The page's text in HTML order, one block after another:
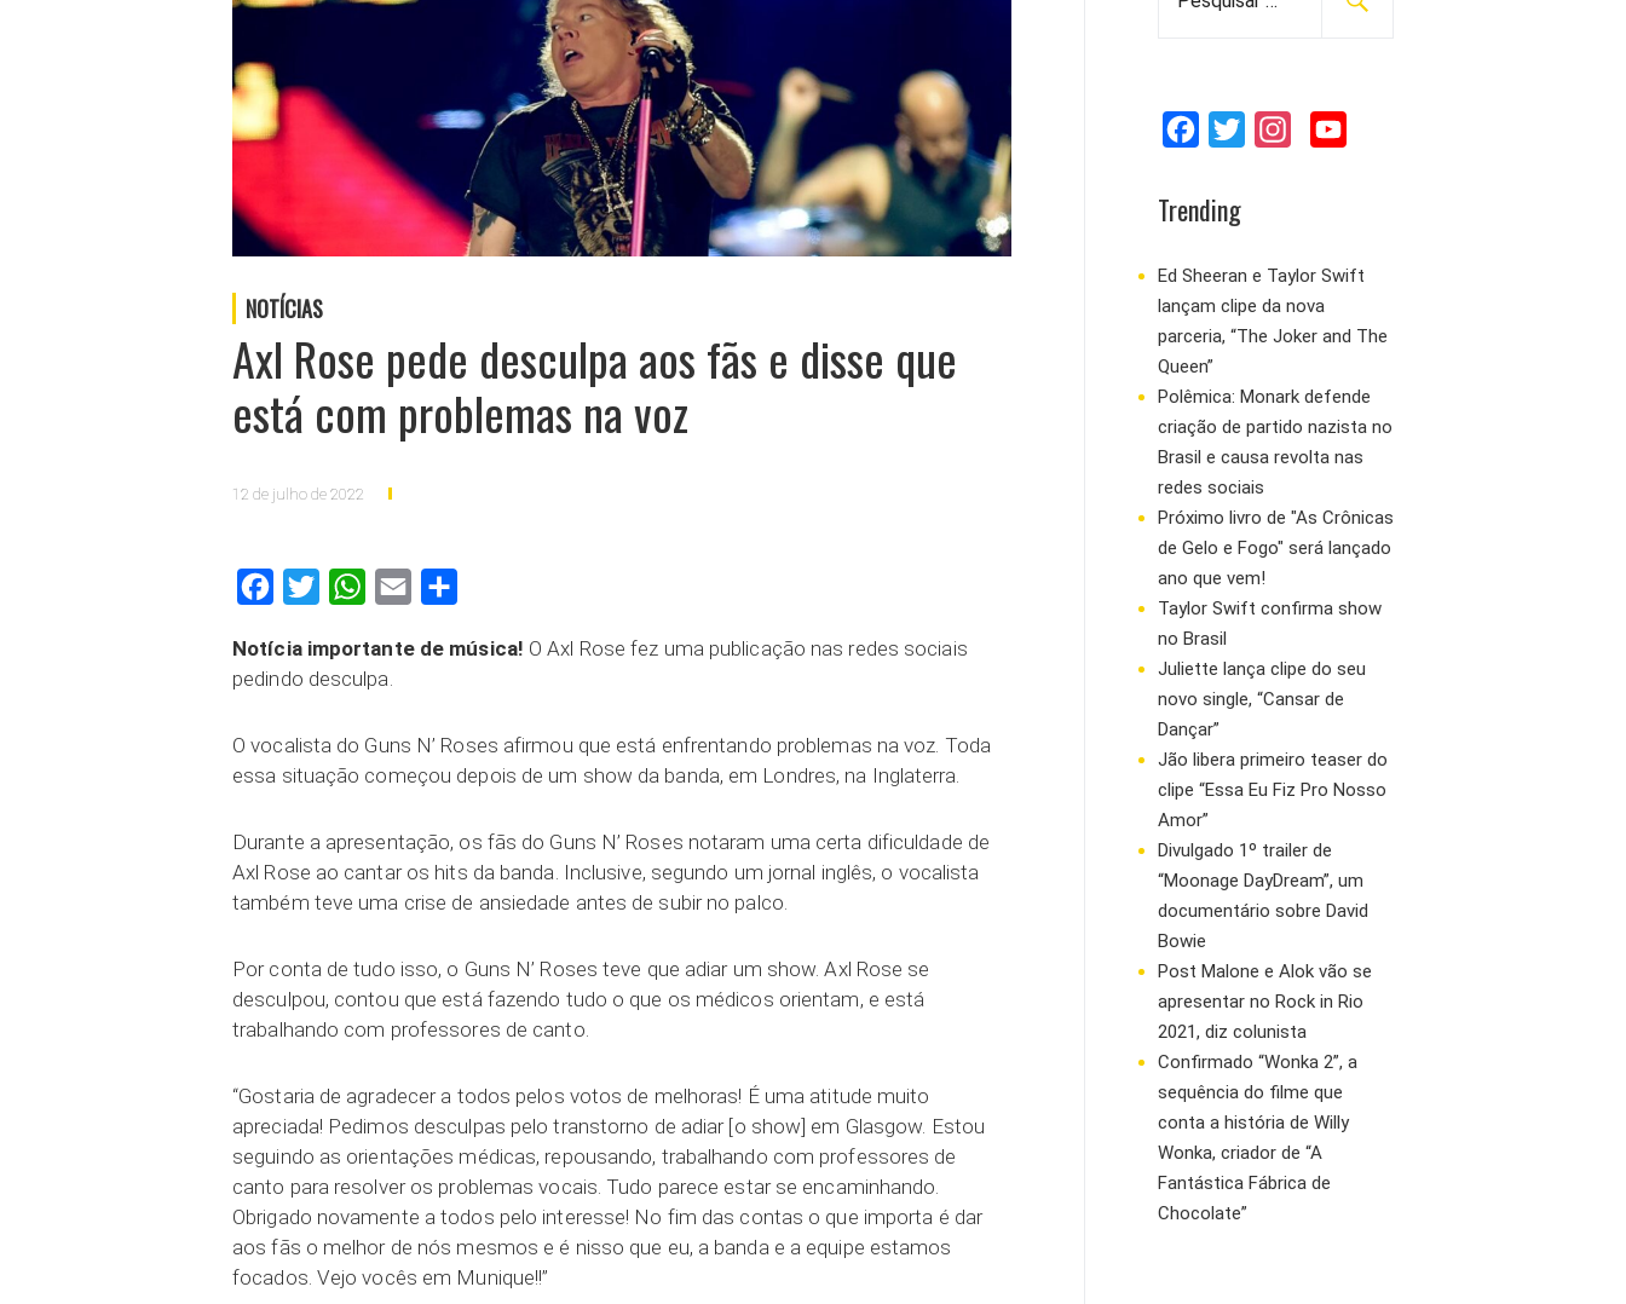
NOTÍCIAS
Axl Rose pede desculpa aos fãs e disse que
está com problemas na voz
12 de julho de 2022
FacebookTwitter WhatsAppEmail
Notícia importante de música! O Axl Rose fez uma publicação nas redes sociais
pedindo desculpa.
O vocalista do Guns N’ Roses afirmou que está enfrentando problemas na voz. Toda
essa situação começou depois de um show da banda, em Londres, na Inglaterra.
Durante a apresentação, os fãs do Guns N’ Roses notaram uma certa dificuldade de
Axl Rose ao cantar os hits da banda. Inclusive, segundo um jornal inglês, o vocalista
também teve uma crise de ansiedade antes de subir no palco.
Por conta de tudo isso, o Guns N’ Roses teve que adiar um show. Axl Rose se
desculpou, contou que está fazendo tudo o que os médicos orientam, e está
trabalhando com professores de canto.
“Gostaria de agradecer a todos pelos votos de melhoras! É uma atitude muito
apreciada! Pedimos desculpas pelo transtorno de adiar [o show] em Glasgow. Estou
seguindo as orientações médicas, repousando, trabalhando com professores de
canto para resolver os problemas vocais. Tudo parece estar se encaminhando.
Obrigado novamente a todos pelo interesse! No fim das contas o que importa é dar
aos fãs o melhor de nós mesmos e é nisso que eu, a banda e a equipe estamos
focados. Vejo vocês em Munique!!”
r
o
r
:
c
b
o
o
t
e
r
a
g
r
a
m
u
e
Trending
Ed Sheeran e Taylor Swift
lançam clipe da nova
parceria, “The Joker and The
Queen”
Polêmica: Monark defende
criação de partido nazista no
Brasil e causa revolta nas
redes sociais
Próximo livro de "As Crônicas
de Gelo e Fogo" será lançado
ano que vem!
Taylor Swift confirma show
no Brasil
Juliette lança clipe do seu
novo single, “Cansar de
Dançar”
Jão libera primeiro teaser do
clipe “Essa Eu Fiz Pro Nosso
Amor”
Divulgado 1º trailer de
“Moonage DayDream”, um
documentário sobre David
Bowie
Post Malone e Alok vão se
apresentar no Rock in Rio
2021, diz colunista
Confirmado “Wonka 2”, a
sequência do filme que
conta a história de Willy
Wonka, criador de “A
Fantástica Fábrica de
Chocolate”